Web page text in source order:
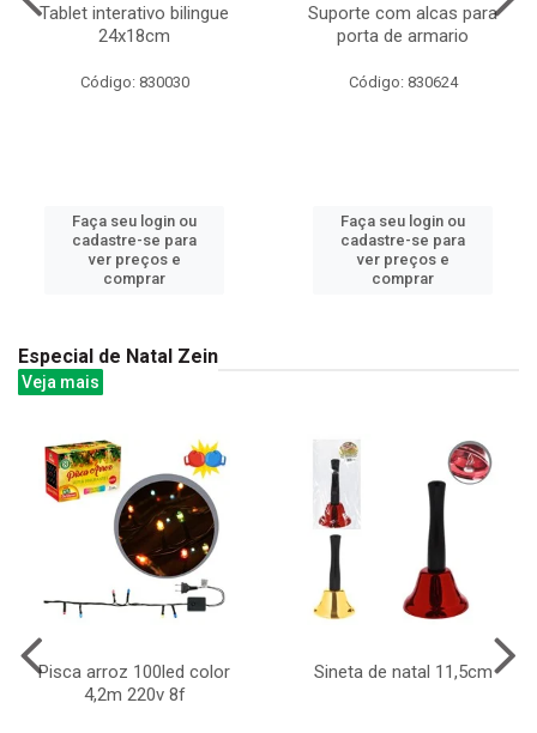
Tablet interativo bilingue
24x18cm
Código: 830030
Faça seu login ou
cadastre-se para
ver preços e
comprar
Suporte com alcas para
porta de armario
Código: 830624
Faça seu login ou
cadastre-se para
ver preços e
comprar
Especial de Natal Zein
Veja mais
Pisca arroz 100led color
4,2m 220v 8f
Sineta de natal 11,5cm